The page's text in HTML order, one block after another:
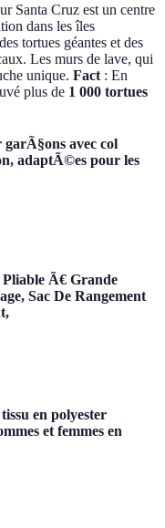
Santa Cruz est un centre
dans les îles
tortues géantes et des
Les murs de lave, qui
unique. Fact : En
plus de 1 000 tortues
garÃ§ons avec col
adaptÃ©es pour les
Pliable Ã€ Grande
Sac De Rangement
en polyester
et femmes en